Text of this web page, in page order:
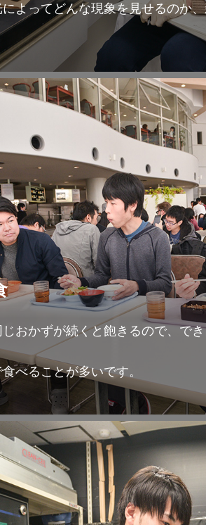
よってどんな現象を見せるのか
おかずが続くと飽きるので、で
べることが多いです。